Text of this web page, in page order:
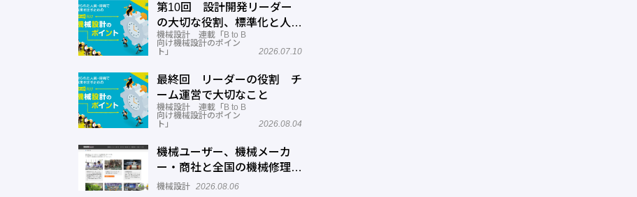
第10回 設計開発リーダー
の大切な役割、標準化と人材
育成
機械設計 連載「B to B
向け機械設計のポイン
ト」
2026.07.10
最終回 リーダーの役割 チ
ーム運営で大切なこと
機械設計 連載「B to B
向け機械設計のポイン
ト」
2026.08.04
機械ユーザー、機械メーカ
ー・商社と全国の機械修理業
者をマッチングするサービス
機械設計 2026.08.06